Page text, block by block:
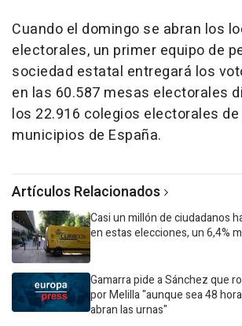
Cuando el domingo se abran los
electorales, un primer equipo de
sociedad estatal entregará los
en las 60.587 mesas electorales
los 22.916 colegios electorales de
municipios de España.
Artículos Relacionados
Casi un millón de ciudadanos
en estas elecciones, un 6,4%
Gamarra pide a Sánchez que
por Melilla "aunque sea 48
abran las urnas"